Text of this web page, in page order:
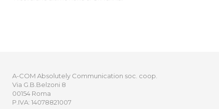
A-COM Absolutely Communication soc. coop.
Via G.B.Belzoni 8
00154 Roma
P.IVA: 14078821007